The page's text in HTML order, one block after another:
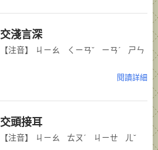
交淺言深
【注音】 ㄐㄧㄠ ㄑㄧㄢˇ ㄧㄢˊ ㄕㄣ
閱讀詳細
交頭接耳
【注音】 ㄐㄧㄠ ㄊㄡˊ ㄐㄧㄝ ㄦˇ